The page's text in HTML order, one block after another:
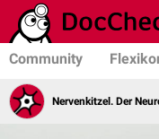
Community
Nervenkitzel. Der